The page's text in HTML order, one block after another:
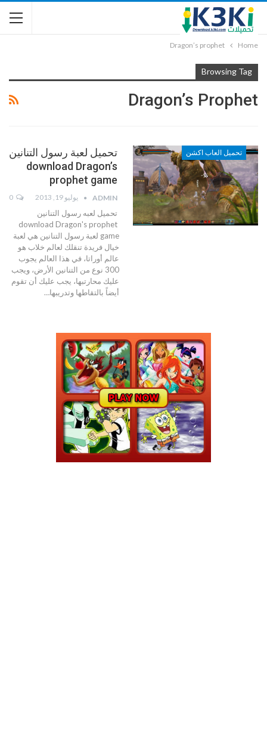
Home
Dragon’s prophet
Browsing Tag
Dragon’s Prophet
تحميل العاب اكشن
تحميل لعبة رسول التنانين
download Dragon’s
prophet game
ADMIN يوليو 19, 2013
تحميل لعبه رسول التنانين
download Dragon's prophet
game لعبة رسول التنانين هي لعبة
خيال فريدة تنقلك لعالم خلاب هو
عالم أوراتا، في هذا العالم يجوب
300 نوع من التنانين الأرض، ويجب
عليك محارتبها، يجب عليك أن تقوم
أيضاً بالتقاطها وتدريبها…